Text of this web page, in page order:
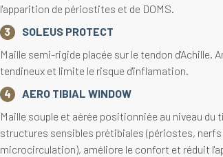
l'apparition de périostites et de DOMS.
SOLEUS PROTECT
Maille semi-rigide placée sur le tendon d'Achille.
tendineux et limite le risque d'inflamation.
AERO TIBIAL WINDOW
Maille souple et aérée positionniée au niveau du
structures sensibles prétibiales (périostes,
microcirculation), améliore le confort et réduit